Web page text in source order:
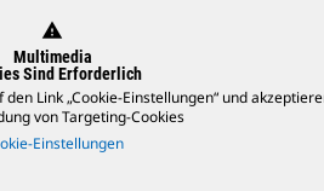
warning
Multimedia
Sind Erforderlich
Link „Cookie-Einstellungen“ und
von Targeting-Cookies
Einstellungen